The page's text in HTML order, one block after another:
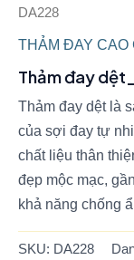
DA228
THẢM ĐAY CAO
Thảm đay
Thảm đay dệt là
của sợi đay tự
chất liệu thân
đẹp mộc mạc,
khả năng chống
SKU: DA228